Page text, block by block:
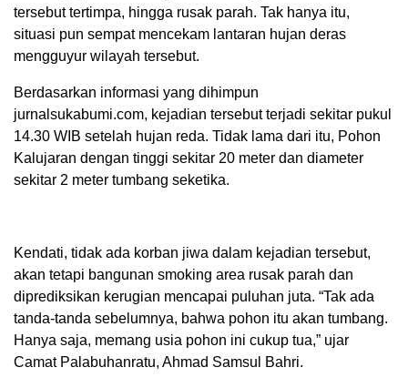
tersebut tertimpa, hingga rusak parah. Tak hanya itu,
situasi pun sempat mencekam lantaran hujan deras
mengguyur wilayah tersebut.
Berdasarkan informasi yang dihimpun
jurnalsukabumi.com, kejadian tersebut terjadi sekitar pukul
14.30 WIB setelah hujan reda. Tidak lama dari itu, Pohon
Kalujaran dengan tinggi sekitar 20 meter dan diameter
sekitar 2 meter tumbang seketika.
Kendati, tidak ada korban jiwa dalam kejadian tersebut,
akan tetapi bangunan smoking area rusak parah dan
diprediksikan kerugian mencapai puluhan juta. “Tak ada
tanda-tanda sebelumnya, bahwa pohon itu akan tumbang.
Hanya saja, memang usia pohon ini cukup tua,” ujar
Camat Palabuhanratu, Ahmad Samsul Bahri.